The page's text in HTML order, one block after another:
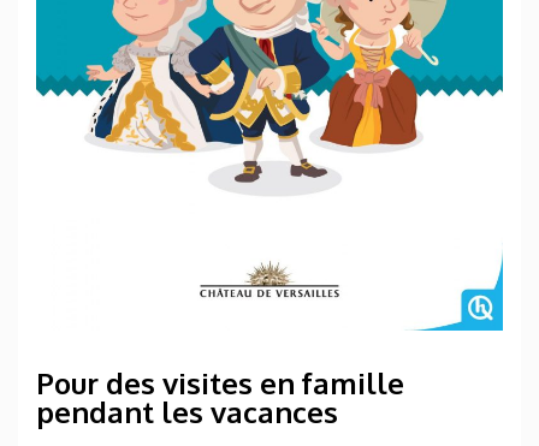
Pour des visites en famille
pendant les vacances